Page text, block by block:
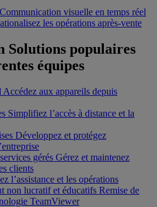
Communication visuelle en temps réel
les opérations après-vente
Solutions populaires
équipes
Accédez aux appareils depuis
Simplifiez l’accès à distance et la
Développez et protégez
gérés Gérez et maintenez
clients
l’assistance et les opérations
non lucratif et éducatifs Remise de
TeamViewer